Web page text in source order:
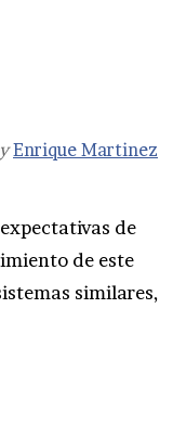
Enrique Martinez
de
de este
similares,